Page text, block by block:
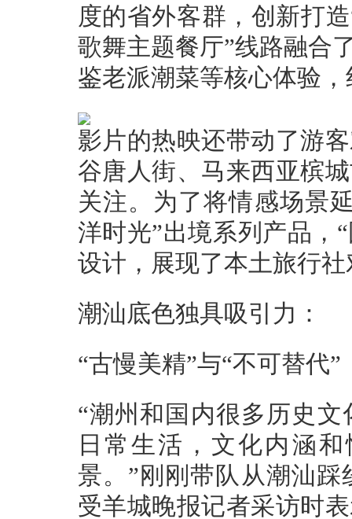
度的省外客群，创新打
歌舞主题餐厅”线路融合
鉴老派潮菜等核心体验
影片的热映还带动了游
谷唐人街、马来西亚槟
关注。为了将情感场景
洋时光”出境系列产品，
设计，展现了本土旅行
潮汕底色独具吸引力：
“古慢美精”与“不可替代”
“潮州和国内很多历史
日常生活，文化内涵
景。”刚刚带队从潮汕
受羊城晚报记者采访时